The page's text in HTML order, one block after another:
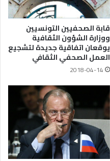
قابة الصحفيين التونسيين
ووزارة الشؤون الثقافية
يوقعان اتفاقية جديدة لتشجيع
العمل الصحفي الثقافي
2018-04-14